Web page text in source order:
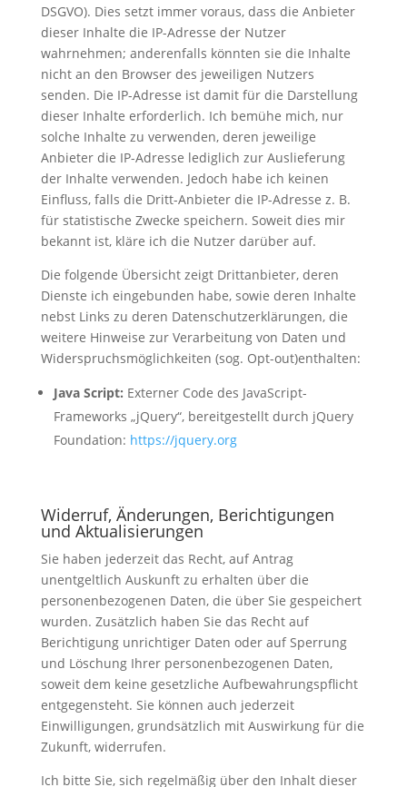
DSGVO). Dies setzt immer voraus, dass die Anbieter
dieser Inhalte die IP-Adresse der Nutzer
wahrnehmen; anderenfalls könnten sie die Inhalte
nicht an den Browser des jeweiligen Nutzers
senden. Die IP-Adresse ist damit für die Darstellung
dieser Inhalte erforderlich. Ich bemühe mich, nur
solche Inhalte zu verwenden, deren jeweilige
Anbieter die IP-Adresse lediglich zur Auslieferung
der Inhalte verwenden. Jedoch habe ich keinen
Einfluss, falls die Dritt-Anbieter die IP-Adresse z. B.
für statistische Zwecke speichern. Soweit dies mir
bekannt ist, kläre ich die Nutzer darüber auf.
Die folgende Übersicht zeigt Drittanbieter, deren
Dienste ich eingebunden habe, sowie deren Inhalte
nebst Links zu deren Datenschutzerklärungen, die
weitere Hinweise zur Verarbeitung von Daten und
Widerspruchsmöglichkeiten (sog. Opt-out)enthalten:
Java Script: Externer Code des JavaScript-
Frameworks „jQuery“, bereitgestellt durch jQuery
Foundation: https://jquery.org
Widerruf, Änderungen, Berichtigungen
und Aktualisierungen
Sie haben jederzeit das Recht, auf Antrag
unentgeltlich Auskunft zu erhalten über die
personenbezogenen Daten, die über Sie gespeichert
wurden. Zusätzlich haben Sie das Recht auf
Berichtigung unrichtiger Daten oder auf Sperrung
und Löschung Ihrer personenbezogenen Daten,
soweit dem keine gesetzliche Aufbewahrungspflicht
entgegensteht. Sie können auch jederzeit
Einwilligungen, grundsätzlich mit Auswirkung für die
Zukunft, widerrufen.
Ich bitte Sie, sich regelmäßig über den Inhalt dieser